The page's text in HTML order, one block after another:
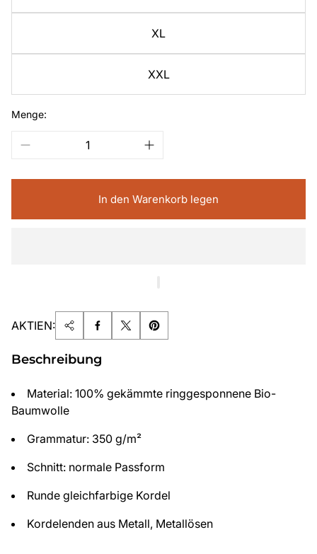
XL
XXL
Menge:
In den Warenkorb legen
AKTIEN:
Beschreibung
Material: 100% gekämmte ringgesponnene Bio-
Baumwolle
Grammatur: 350 g/m²
Schnitt: normale Passform
Runde gleichfarbige Kordel
Kordelenden aus Metall, Metallösen